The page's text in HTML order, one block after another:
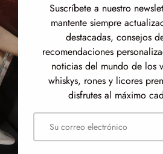
Suscríbete a nuestro
mantente siempre
destacadas, consejos
recomendaciones
noticias del mundo de los
whiskys, rones y licores
disfrutes al máximo
Correo electrónico